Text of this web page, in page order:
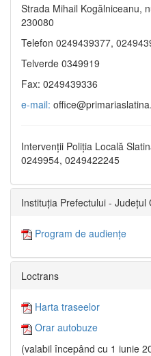
Strada Mihail Kogălniceanu,
230080
Telefon 0249439377,
Telverde 0349919
Fax: 0249439336
e-mail:
Intervenții Poliția Locală
0249954, 0249422245
Instituția Prefectului - Județul
Program de audiențe
Loctrans
Harta traseelor
Orar autobuze
(valabil începând cu 1 iunie